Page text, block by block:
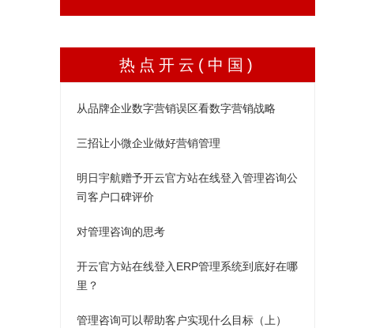
热点开云(中国)
从品牌企业数字营销误区看数字营销战略
三招让小微企业做好营销管理
明日宇航赠予开云官方站在线登入管理咨询公
司客户口碑评价
对管理咨询的思考
开云官方站在线登入ERP管理系统到底好在哪
里？
管理咨询可以帮助客户实现什么目标（上）